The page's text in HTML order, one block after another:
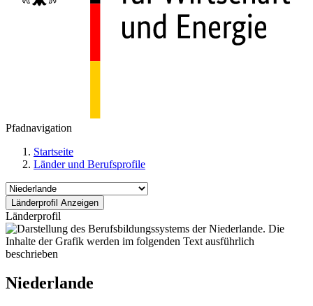
Pfadnavigation
Startseite
Länder und Berufsprofile
Länderprofil
Niederlande